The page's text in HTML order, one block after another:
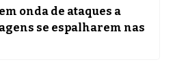
onda de ataques a
se espalharem nas